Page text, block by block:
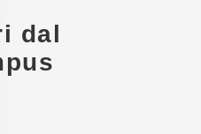
dal